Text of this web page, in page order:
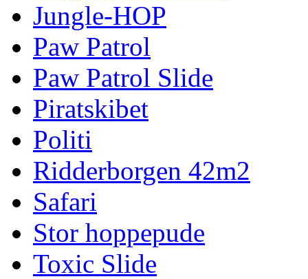
Jungle-HOP
Paw Patrol
Paw Patrol Slide
Piratskibet
Politi
Ridderborgen 42m2
Safari
Stor hoppepude
Toxic Slide